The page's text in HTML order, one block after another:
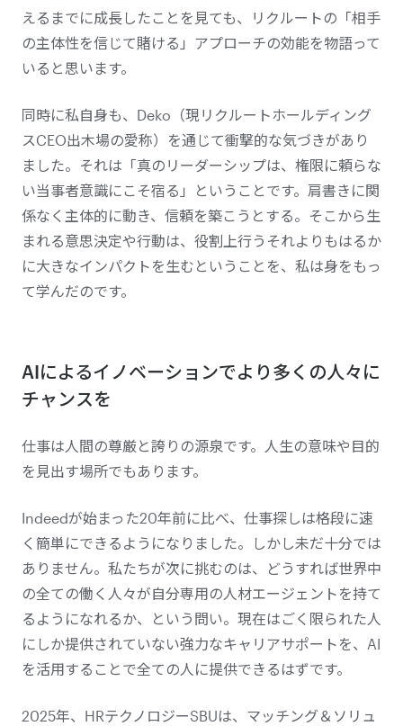
えるまでに成長したことを見ても、リクルートの「相手
の主体性を信じて賭ける」アプローチの効能を物語って
いると思います。
同時に私自身も、Deko（現リクルートホールディング
スCEO出木場の愛称）を通じて衝撃的な気づきがあり
ました。それは「真のリーダーシップは、権限に頼らな
い当事者意識にこそ宿る」ということです。肩書きに関
係なく主体的に動き、信頼を築こうとする。そこから生
まれる意思決定や行動は、役割上行うそれよりもはるか
に大きなインパクトを生むということを、私は身をもっ
て学んだのです。
AIによるイノベーションでより多くの人々に
チャンスを
仕事は人間の尊厳と誇りの源泉です。人生の意味や目的
を見出す場所でもあります。
Indeedが始まった20年前に比べ、仕事探しは格段に速
く簡単にできるようになりました。しかし未だ十分では
ありません。私たちが次に挑むのは、どうすれば世界中
の全ての働く人々が自分専用の人材エージェントを持て
るようになれるか、という問い。現在はごく限られた人
にしか提供されていない強力なキャリアサポートを、AI
を活用することで全ての人に提供できるはずです。
2025年、HRテクノロジーSBUは、マッチング＆ソリュ